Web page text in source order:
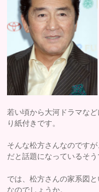
若い頃から大河ドラマな
り紙付きです。
そんな松方さんなのです
だと話題になっているそう
では、松方さんの家系図
なのでしょうか。